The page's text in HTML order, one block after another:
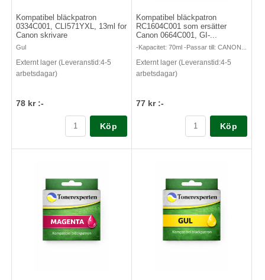
Kompatibel bläckpatron
0334C001, CLI571YXL, 13ml for
Canon skrivare
Gul
Externt lager (Leveranstid:4-5
arbetsdagar)
78 kr :-
Köp
Kompatibel bläckpatron
RC1604C001 som ersätter
Canon 0664C001, GI-...
-Kapacitet: 70ml -Passar till: CANON...
Externt lager (Leveranstid:4-5
arbetsdagar)
77 kr :-
Köp